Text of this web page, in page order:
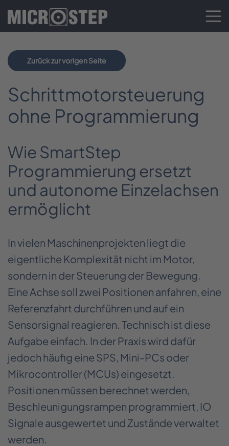
Zurück zur vorigen Seite
Schrittmotorsteuerung
ohne Programmierung
Wie SmartStep
Programmierung ersetzt
und autonome Einzelachsen
ermöglicht
In vielen Maschinenprojekten liegt die
eigentliche Komplexität nicht im Motor,
sondern in der Steuerung der Bewegung.
Eine Achse soll zwei Positionen anfahren, eine
Referenzfahrt durchführen und auf ein
Sensorsignal reagieren. Technisch ist diese
Aufgabe einfach. In der Praxis wird dafür
jedoch häufig eine SPS, Mini-PCs oder
Mikrocontroller (MCUs) eingesetzt.
Positionen müssen berechnet werden,
Beschleunigungsrampen programmiert, IO
Signale ausgewertet und Zustände verwaltet
werden.